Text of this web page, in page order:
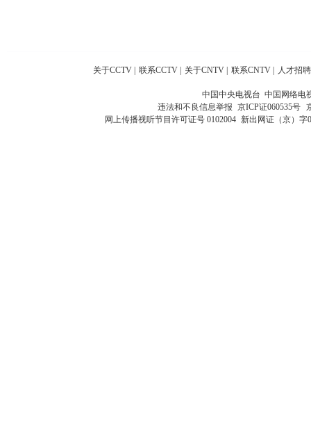
关于CCTV 联系CCTV 关于CNTV 联系CNTV 人才招聘
中国中央电视台 中国网络电
违法和不良信息举报 京ICP证060535号
网上传播视听节目许可证号 0102004 新出网证（京）